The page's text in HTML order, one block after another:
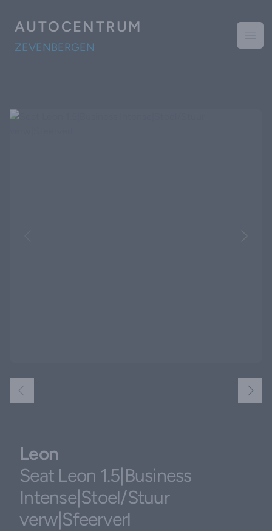
AUTOCENTRUM
ZEVENBERGEN
Leon
Seat Leon 1.5|Business
Intense|Stoel/Stuur
verw|Sfeerverl